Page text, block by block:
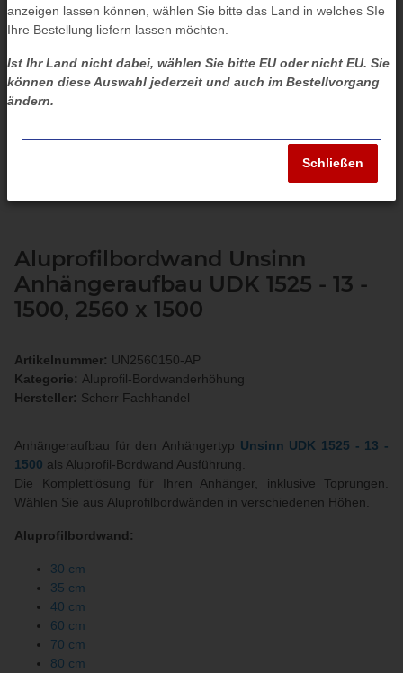
Aluprofilbordwand Unsinn
Anhängeraufbau UDK 1525 - 13 -
1500, 2560 x 1500
Artikelnummer: UN2560150-AP
Kategorie: Aluprofil-Bordwanderhöhung
Hersteller: Scherr Fachhandel
Anhängeraufbau für den Anhängertyp Unsinn UDK 1525 - 13 -
1500 als Aluprofil-Bordwand Ausführung.
Die Komplettlösung für Ihren Anhänger, inklusive Toprungen.
Wählen Sie aus Aluprofilbordwänden in verschiedenen Höhen.
Aluprofilbordwand:
30 cm
35 cm
40 cm
60 cm
70 cm
80 cm
anzeigen lassen können, wählen Sie bitte das Land in welches SIe
Ihre Bestellung liefern lassen möchten.
Ist Ihr Land nicht dabei, wählen Sie bitte EU oder nicht EU. Sie
können diese Auswahl jederzeit und auch im Bestellvorgang
ändern.
Schließen